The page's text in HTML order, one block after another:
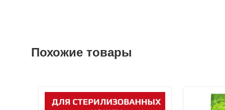
Похожие товары